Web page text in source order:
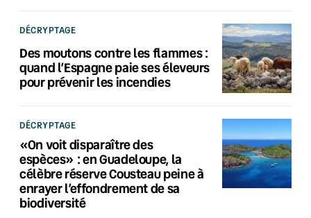
DÉCRYPTAGE
Des moutons contre les flammes :
quand l’Espagne paie ses éleveurs
pour prévenir les incendies
DÉCRYPTAGE
«On voit disparaître des
espèces» : en Guadeloupe, la
célèbre réserve Cousteau peine à
enrayer l’effondrement de sa
biodiversité